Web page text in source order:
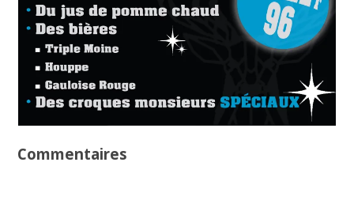
Commentaires